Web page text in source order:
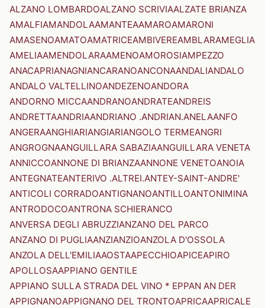
ALZANO LOMBARDOALZANO SCRIVIAALZATE BRIANZA
AMALFIAMANDOLAAMANTEAAMAROAMARONI
AMASENOAMATOAMATRICEAMBIVEREAMBLARAMEGLIA
AMELIAAMENDOLARAAMENOAMOROSIAMPEZZO
ANACAPRIANAGNIANCARANOANCONAANDALIANDALO
ANDALO VALTELLINOANDEZENOANDORA
ANDORNO MICCAANDRANOANDRATEANDREIS
ANDRETTAANDRIAANDRIANO .ANDRIAN.ANELAANFO
ANGERAANGHIARIANGIARIANGOLO TERMEANGRI
ANGROGNAANGUILLARA SABAZIAANGUILLARA VENETA
ANNICCOANNONE DI BRIANZAANNONE VENETOANOIA
ANTEGNATEANTERIVO .ALTREI.ANTEY-SAINT-ANDRE'
ANTICOLI CORRADOANTIGNANOANTILLOANTONIMINA
ANTRODOCOANTRONA SCHIERANCO
ANVERSA DEGLI ABRUZZIANZANO DEL PARCO
ANZANO DI PUGLIAANZIANZIOANZOLA D'OSSOLA
ANZOLA DELL'EMILIAAOSTAAPECCHIOAPICEAPIRO
APOLLOSAAPPIANO GENTILE
APPIANO SULLA STRADA DEL VINO * EPPAN AN DER
APPIGNANOAPPIGNANO DEL TRONTOAPRICAAPRICALE